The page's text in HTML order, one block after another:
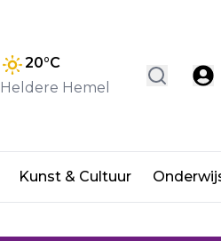
20°C
Heldere Hemel
Kunst & Cultuur